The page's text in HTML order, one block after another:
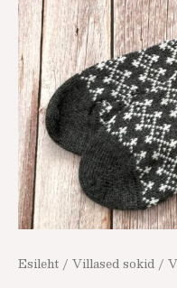
Esileht / Villased sokid /